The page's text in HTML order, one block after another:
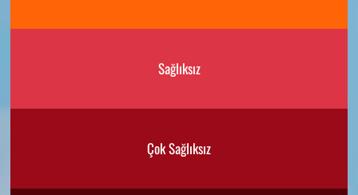
Sağlıksız
Çok Sağlıksız